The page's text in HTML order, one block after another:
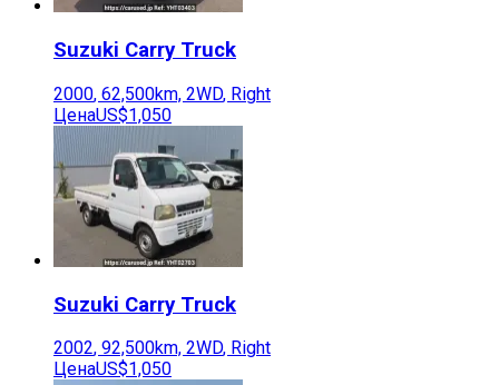
Suzuki Carry Truck
2000, 62,500km, 2WD, Right
ЦенаUS$1,050
Suzuki Carry Truck
2002, 92,500km, 2WD, Right
ЦенаUS$1,050